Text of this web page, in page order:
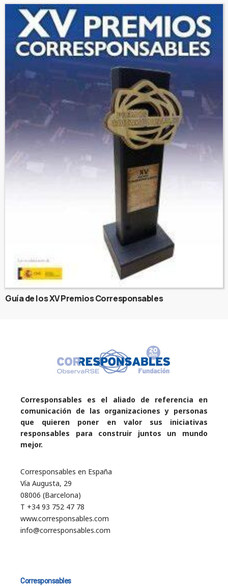
Guía de los XV Premios Corresponsables
Corresponsables es el aliado de referencia en
comunicación de las organizaciones y personas
que quieren poner en valor sus iniciativas
responsables para construir juntos un mundo
mejor.
Corresponsables en España
Vía Augusta, 29
08006 (Barcelona)
T +34 93 752 47 78
www.corresponsables.com
info@corresponsables.com
Corresponsables